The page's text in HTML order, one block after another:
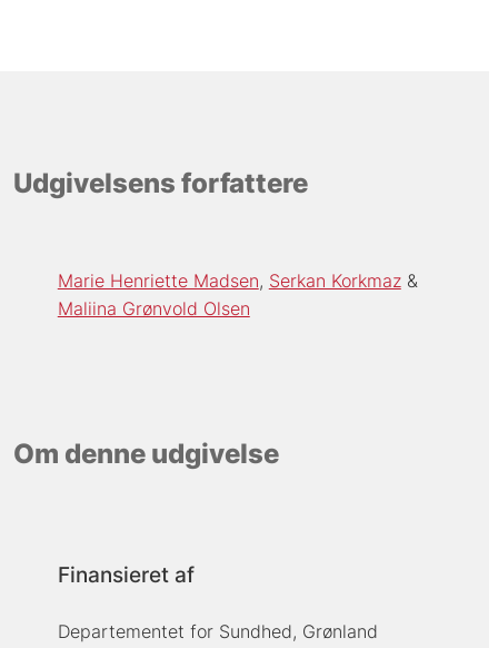
Udgivelsens forfattere
Marie Henriette Madsen Serkan Korkmaz
Maliina Grønvold Olsen
Om denne udgivelse
Finansieret af
Departementet for Sundhed, Grønland